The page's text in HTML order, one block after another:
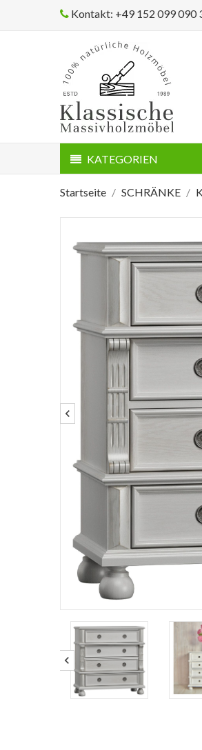
Kontakt: +49 152 099 090
KATEGORIEN
Startseite SCHRÄNKE